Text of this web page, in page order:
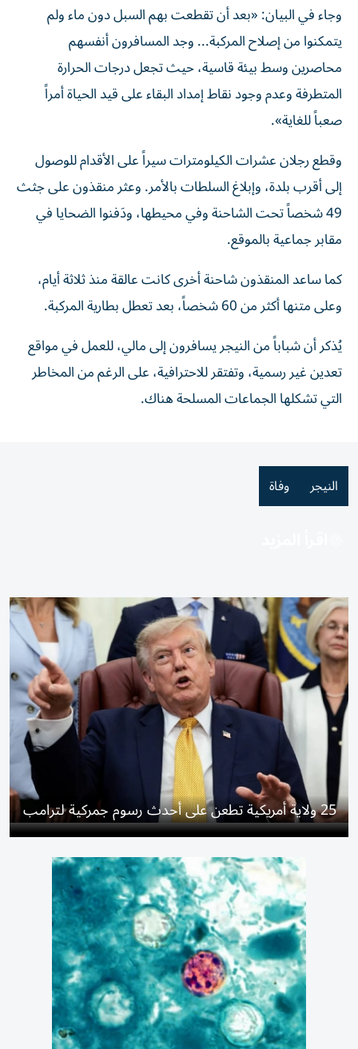
وجاء في البيان: «بعد أن تقطعت بهم السبل دون ماء ولم
يتمكنوا من إصلاح المركبة... وجد المسافرون أنفسهم
محاصرين وسط بيئة قاسية، حيث تجعل درجات الحرارة
المتطرفة وعدم وجود نقاط إمداد البقاء على قيد الحياة أمراً
صعباً للغاية».
وقطع رجلان عشرات الكيلومترات سيراً على الأقدام للوصول
إلى أقرب بلدة، وإبلاغ السلطات بالأمر.وعثر منقذون على جثث
49 شخصاً تحت الشاحنة وفي محيطها، ودَفنوا الضحايا في
مقابر جماعية بالموقع.
كما ساعد المنقذون شاحنة أخرى كانت عالقة منذ ثلاثة أيام،
وعلى متنها أكثر من 60 شخصاً، بعد تعطل بطارية المركبة.
يُذكر أن شباباً من النيجر يسافرون إلى مالي، للعمل في مواقع
تعدين غير رسمية، وتفتقر للاحترافية، على الرغم من المخاطر
التي تشكلها الجماعات المسلحة هناك.
النيجر وفاة
25 ولاية أمريكية تطعن على أحدث رسوم جمركية لترامب